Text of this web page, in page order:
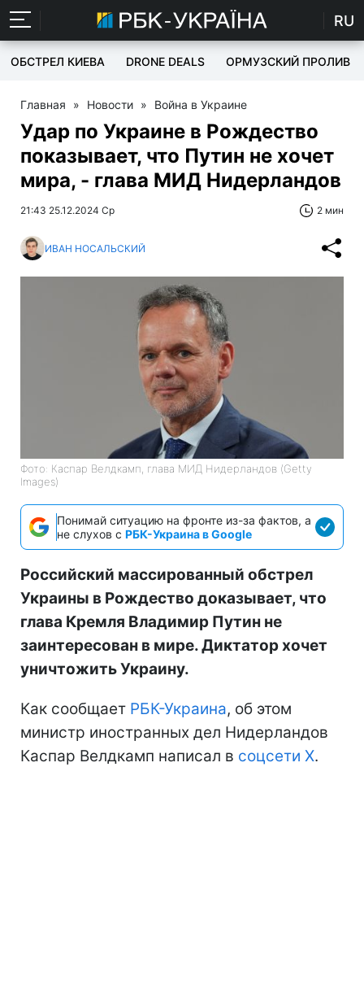
RU
ОБСТРЕЛ КИЕВА DRONE DEALS ОРМУЗСКИЙ ПРОЛИВ
Главная » Новости » Война в Украине
Удар по Украине в Рождество
показывает, что Путин не хочет
мира, - глава МИД Нидерландов
21:43 25.12.2024 Ср 2 мин
ИВАН НОСАЛЬСКИЙ
Фото: Каспар Велдкамп, глава МИД Нидерландов (Getty
Images)
Понимай ситуацию на фронте из-за фактов, а
не слухов с РБК-Украина в Google
Российский массированный обстрел
Украины в Рождество доказывает, что
глава Кремля Владимир Путин не
заинтересован в мире. Диктатор хочет
уничтожить Украину.
Как сообщает РБК-Украина, об этом
министр иностранных дел Нидерландов
Каспар Велдкамп написал в соцсети X.